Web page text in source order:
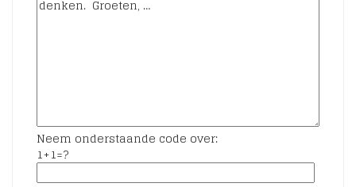
Neem onderstaande code over:
1+1=?